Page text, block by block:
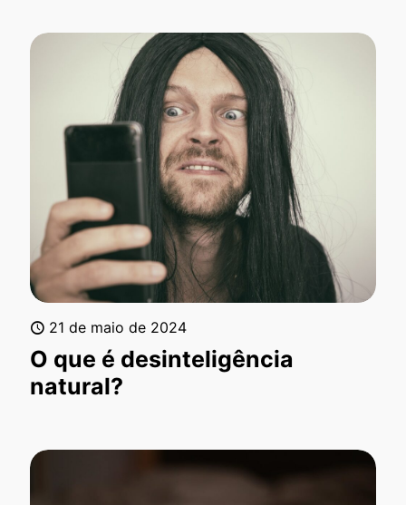
21 de maio de 2024
O que é desinteligência
natural?